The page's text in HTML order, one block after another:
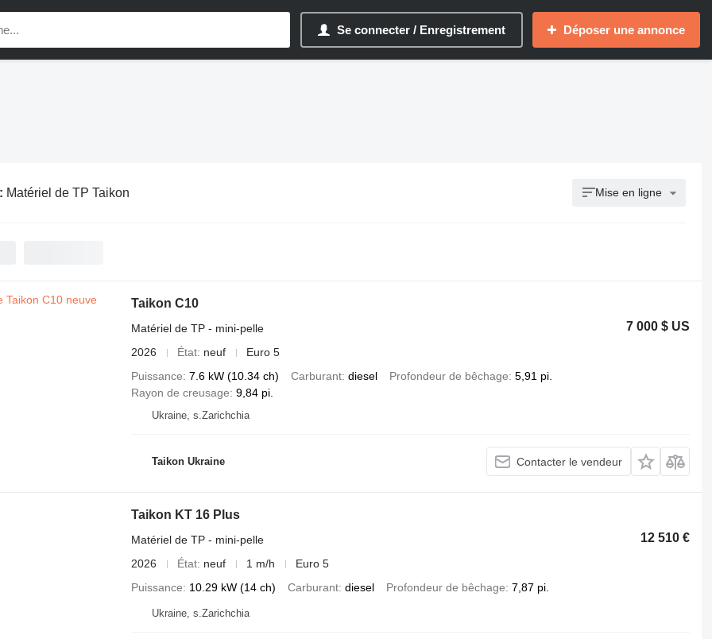
Se connecter / Enregistrement Déposer une annonce
Matériel de TP Taikon Mise en ligne
Taikon C10
7 000 $ US
Matériel de TP - mini-pelle
2026
État neuf
Euro 5
Puissance 7.6 kW (10.34 ch) Carburant diesel Profondeur de bêchage 5,91 pi.
Rayon de creusage 9,84 pi.
Ukraine, s.Zarichchia
Taikon Ukraine Contacter le vendeur
Taikon KT 16 Plus
12 510 €
Matériel de TP - mini-pelle
2026
État neuf 1 m/h
Euro 5
Puissance
10.29 kW (14 ch) Carburant diesel Profondeur de bêchage 7,87 pi.
Ukraine, s.Zarichchia